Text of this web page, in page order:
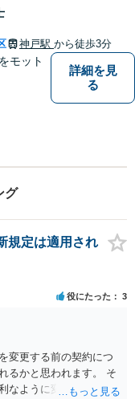
神戸駅 から徒歩3分
モット
詳細を見
る
グ
規定は適用され
役にたった 3
変更する前の契約につ
るかと思われます。 そ
なように変更し、それ